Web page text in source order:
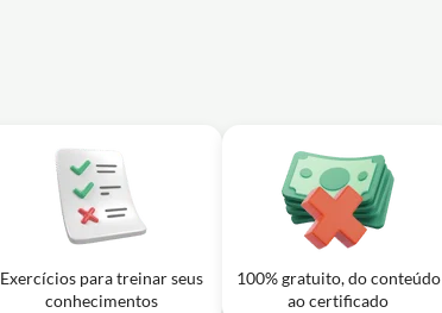
Exercícios para treinar seus
conhecimentos
100% gratuito, do conteúdo
ao certificado